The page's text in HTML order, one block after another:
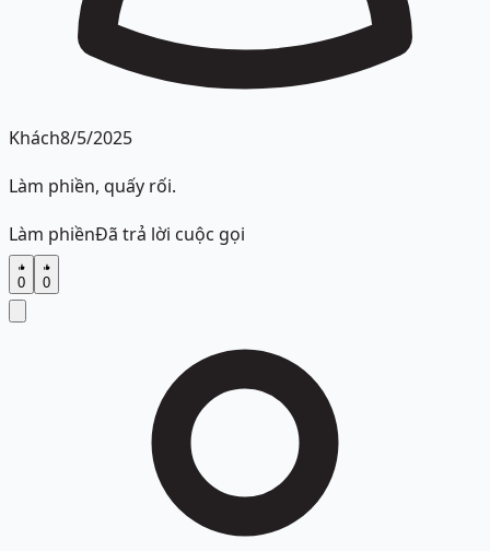
Khách8/5/2025
Làm phiền, quấy rối.
Làm phiềnĐã trả lời cuộc gọi
0 0